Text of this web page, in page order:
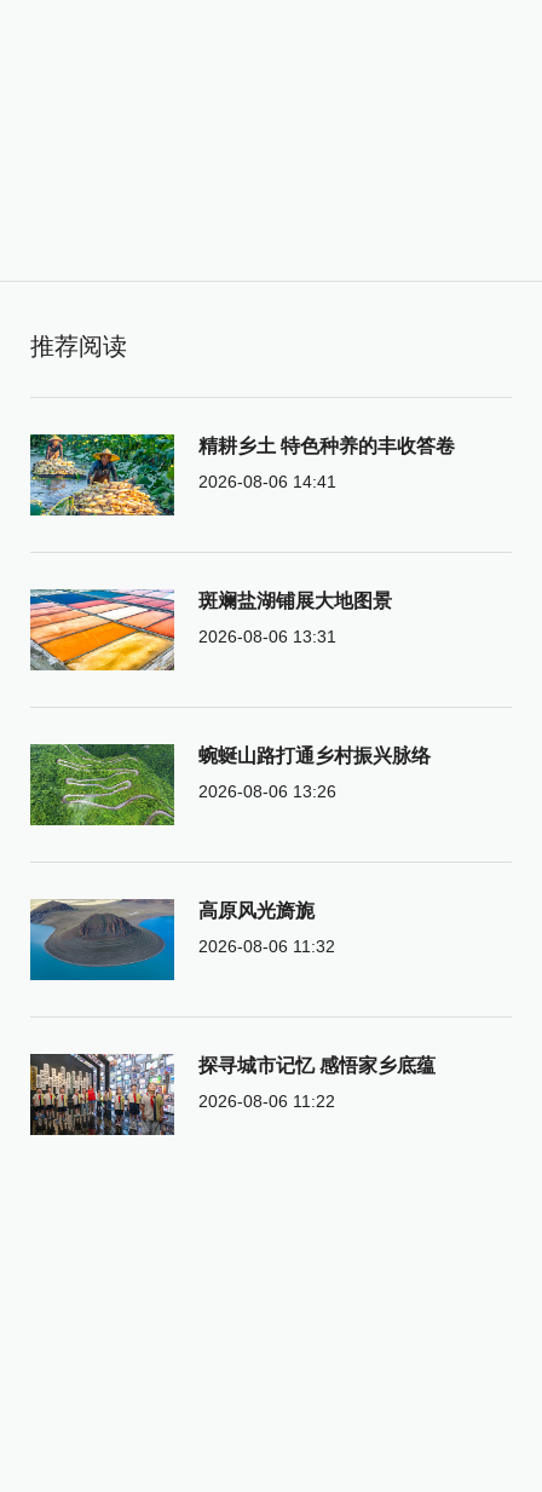
推荐阅读
精耕乡土 特色种养的丰收答卷
2026-08-06 14:41
斑斓盐湖铺展大地图景
2026-08-06 13:31
蜿蜒山路打通乡村振兴脉络
2026-08-06 13:26
高原风光旖旎
2026-08-06 11:32
探寻城市记忆 感悟家乡底蕴
2026-08-06 11:22